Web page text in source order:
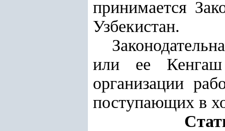
принимается
Узбекистан.
или ее Кенгаш
организации
поступающих в